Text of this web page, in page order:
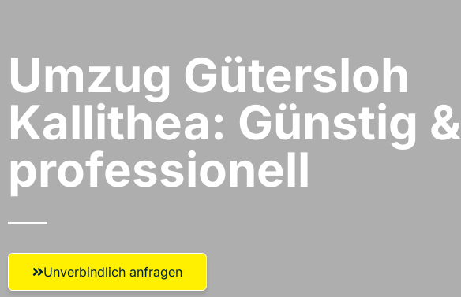
Umzug Gütersloh​
Kallithea: Günstig &
professionell​
Unverbindlich anfragen